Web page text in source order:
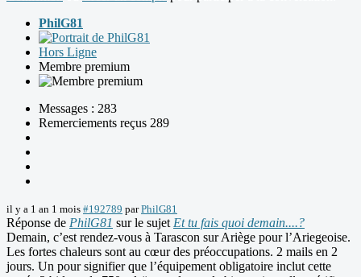
PhilG81
Hors Ligne
Membre premium
Messages : 283
Remerciements reçus 289
il y a 1 an 1 mois #192789 parPhilG81
Réponse de PhilG81 sur le sujet Et tu fais quoi demain....?
Demain, c’est rendez-vous à Tarascon sur Ariège pour l’Ariegeoise.
Les fortes chaleurs sont au cœur des préoccupations. 2 mails en 2
jours. Un pour signifier que l’équipement obligatoire inclut cette